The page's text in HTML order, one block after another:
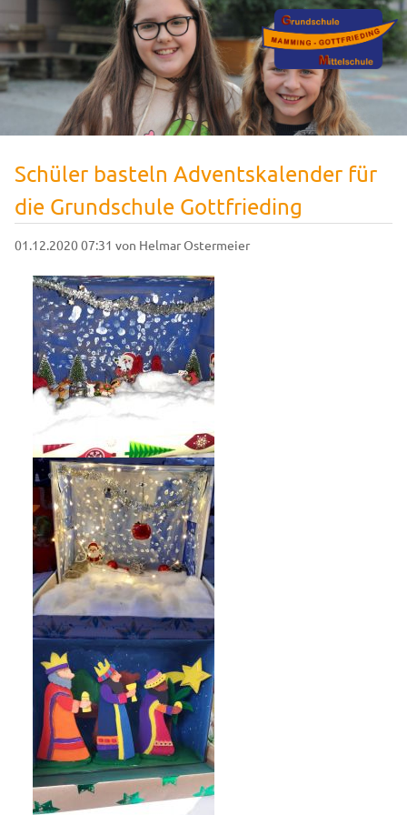
Schüler basteln Adventskalender für
die Grundschule Gottfrieding
01.12.2020 07:31 von Helmar Ostermeier